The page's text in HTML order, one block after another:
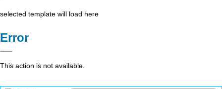
selected template will load here
Error
This action is not available.